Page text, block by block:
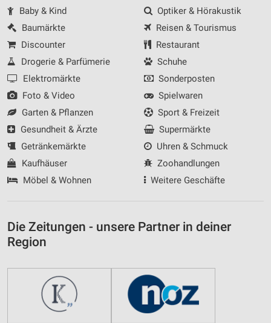
Baby & Kind
Baumärkte
Discounter
Drogerie & Parfümerie
Elektromärkte
Foto & Video
Garten & Pflanzen
Gesundheit & Ärzte
Getränkemärkte
Kaufhäuser
Möbel & Wohnen
Optiker & Hörakustik
Reisen & Tourismus
Restaurant
Schuhe
Sonderposten
Spielwaren
Sport & Freizeit
Supermärkte
Uhren & Schmuck
Zoohandlungen
Weitere Geschäfte
Die Zeitungen - unsere Partner in deiner
Region